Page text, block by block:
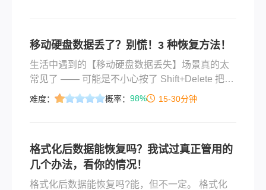
键是你得在对的时间用对的方法。
移动硬盘数据丢了？别慌！3 种恢复方法！
生活中遇到的【移动硬盘数据丢失】场景真的太
常见了 —— 可能是不小心按了 Shift+Delete 把重
要工作文档删了，也可能是拖拽文件时手滑拖到
的照片、视频全没了
难度： 概率： 98% 15-30分钟
格式化后数据能恢复吗？我试过真正管用的
几个办法，看你的情况！
格式化后数据能恢复吗?能，但不一定。 格式化